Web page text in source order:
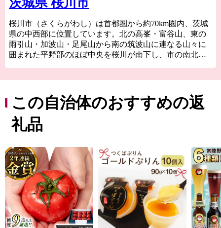
桜川市（さくらがわし）は首都圏から約70km圏内、茨城
県の中西部に位置しています。北の高峯・富谷山、東の
雨引山・加波山・足尾山から南の筑波山に連なる山々に
囲まれた平野部のほぼ中央を桜川が南下し、市の南北軸
す。新緑の時期には、ヤマザクラの淡い紅色と木々の新
たな芽吹きが重なる美しい里山の風景を楽しむことがで
きます。さらに国の重要伝統的建造物群保存地区である
真壁や、数多くの文化財、寺社仏閣が点在する、歴史あ
地域の産業はこの地域で採れるみかげ石を利用した石材
業や、平野部の肥沃な土地を利用した農業など、地域資
源を活用した特産品が数多くあります。
この自治体のおすすめの返
礼品